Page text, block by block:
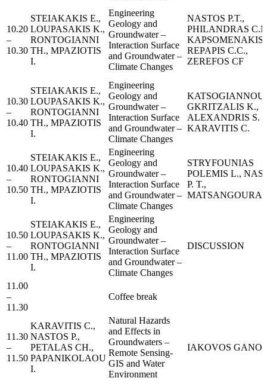
10.20
–
10.30
STEIAKAKIS E.,
LOUPASAKIS K.,
RONTOGIANNI
TH., MPAZIOTIS
I.
Engineering
Geology and
Groundwater –
Interaction Surface
and Groundwater –
Climate Changes
NASTOS P.T.,
PHILANDRAS
KAPSOMENAKIS
REPAPIS C.C.,
ZEREFOS CF
10.30
–
10.40
STEIAKAKIS E.,
LOUPASAKIS K.,
RONTOGIANNI
TH., MPAZIOTIS
I.
Engineering
Geology and
Groundwater –
Interaction Surface
and Groundwater –
Climate Changes
KATSOGIANNOU
GKRITZALIS K.,
ALEXANDRIS S.
KARAVITIS C.
10.40
–
10.50
STEIAKAKIS E.,
LOUPASAKIS K.,
RONTOGIANNI
TH., MPAZIOTIS
I.
Engineering
Geology and
Groundwater –
Interaction Surface
and Groundwater –
Climate Changes
STRYFOUNIAS
POLEMIS L.,
P. T.,
10.50
–
11.00
STEIAKAKIS E.,
LOUPASAKIS K.,
RONTOGIANNI
TH., MPAZIOTIS
I.
Engineering
Geology and
Groundwater –
Interaction Surface
and Groundwater –
Climate Changes
DISCUSSION
11.00
–
11.30
Coffee break
11.30
–
11.50
KARAVITIS C.,
NASTOS P.,
PETALAS CH.,
PAPANIKOLAOU
I.
Natural Hazards
and Effects in
Groundwaters –
Remote Sensing-
GIS and Water
Environment
IAKOVOS